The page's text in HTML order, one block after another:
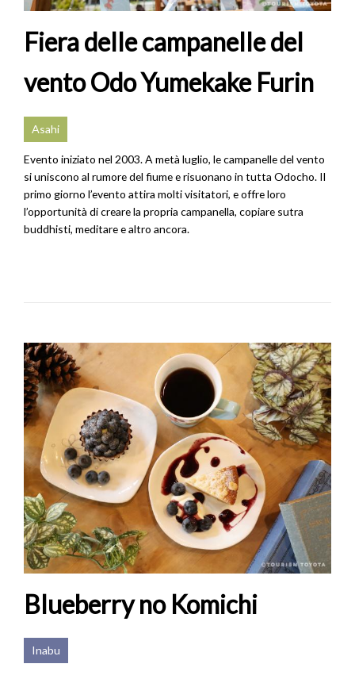
Fiera delle campanelle del
vento Odo Yumekake Furin
Asahi
Evento iniziato nel 2003. A metà luglio, le campanelle del vento
si uniscono al rumore del fiume e risuonano in tutta Odocho. Il
primo giorno l’evento attira molti visitatori, e offre loro
l’opportunità di creare la propria campanella, copiare sutra
buddhisti, meditare e altro ancora.
Blueberry no Komichi
Inabu